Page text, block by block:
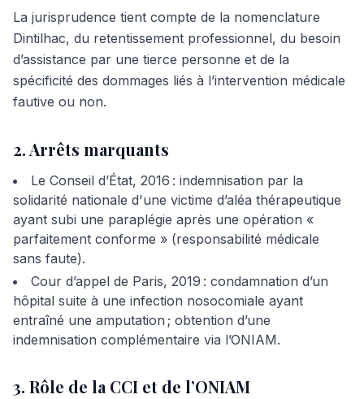
La jurisprudence tient compte de la nomenclature
Dintilhac, du retentissement professionnel, du besoin
d’assistance par une tierce personne et de la
spécificité des dommages liés à l’intervention médicale
fautive ou non.
2. Arrêts marquants
Le Conseil d’État, 2016 : indemnisation par la
solidarité nationale d'une victime d’aléa thérapeutique
ayant subi une paraplégie après une opération «
parfaitement conforme » (responsabilité médicale
sans faute).
Cour d’appel de Paris, 2019 : condamnation d’un
hôpital suite à une infection nosocomiale ayant
entraîné une amputation ; obtention d’une
indemnisation complémentaire via l’ONIAM.
3. Rôle de la CCI et de l’ONIAM